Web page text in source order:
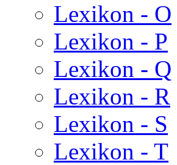
Lexikon - O
Lexikon - P
Lexikon - Q
Lexikon - R
Lexikon - S
Lexikon - T